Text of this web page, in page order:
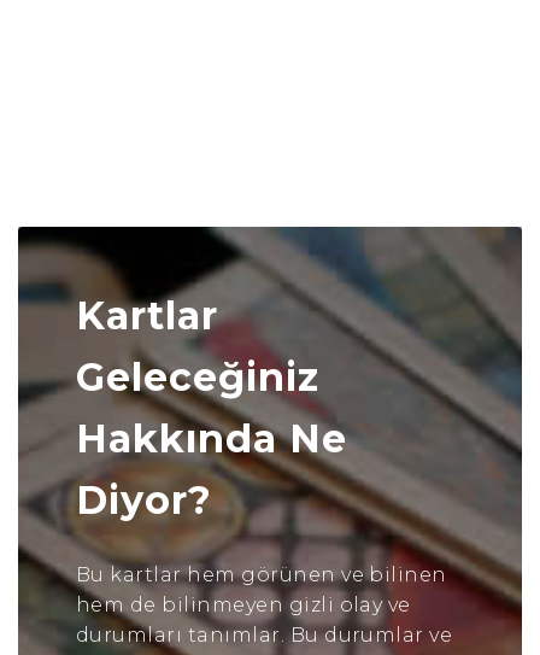
Kartlar
Geleceğiniz
Hakkında Ne
Diyor?
Bu kartlar hem görünen ve bilinen
hem de bilinmeyen gizli olay ve
durumları tanımlar. Bu durumlar ve